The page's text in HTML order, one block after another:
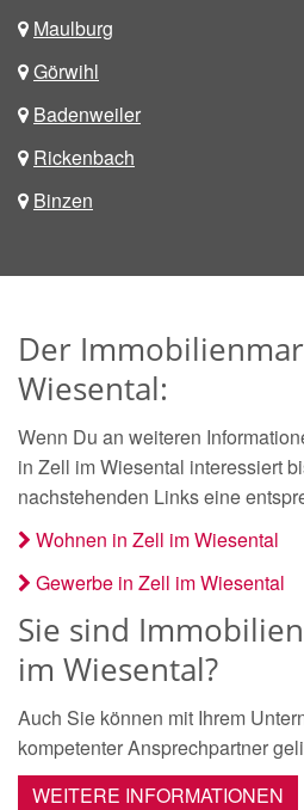
Maulburg
Görwihl
Badenweiler
Rickenbach
Binzen
Der
Wiesental:
Wenn Du an weiteren
in Zell im Wiesental interessiert
nachstehenden Links eine
Wohnen in Zell im Wiesental
Gewerbe in Zell im Wiesental
Sie sind
im Wiesental?
Auch Sie können mit Ihrem
kompetenter Ansprechpartner
WEITERE INFORMATIONEN